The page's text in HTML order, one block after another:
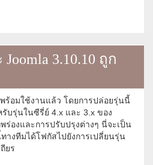
Joomla 3.10.10 ถูก
ร้อมใช้งานแล้ว โดยการปล่อยรุ่นนี้
บรุ่นในซีรี่ย์ 4.x และ 3.x ของ
ร่องและการปรับปรุงต่างๆ นี่จะเป็น
งทีมได้โฟกัสไปยังการเปลี่ยนรุ่น
ยร